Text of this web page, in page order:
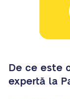
De ce este
expertă la